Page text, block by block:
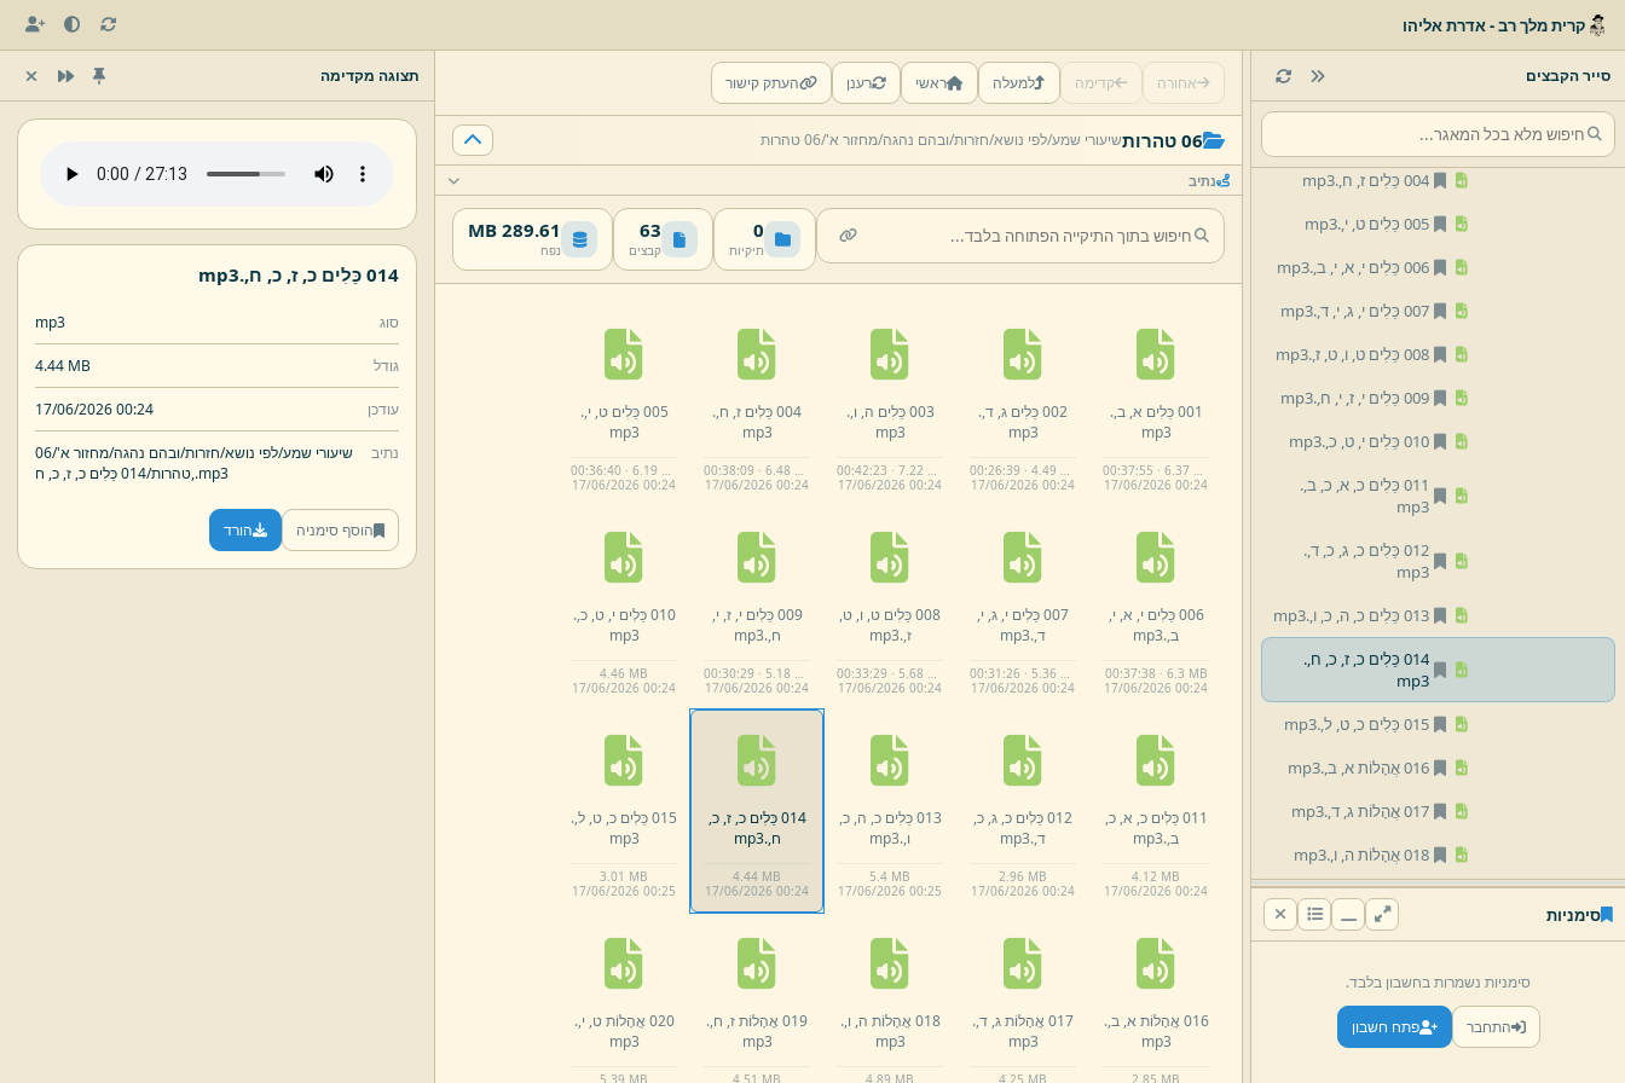
קרית מלך רב - אדרת אליהו
סייר הקבצים
001 כֵּלִים א,
ב,.
mp3
003 כֵּלִים ה,
004 כֵּלִים ז,
ח,.
mp3
005 כֵּלִים ט,
י,.
mp3
006 כֵּלִים י,
א, י, ב,.
mp3
007 כֵּלִים י,
ג, י, ד,.
mp3
008 כֵּלִים ט,
ו, ט, ז,.
mp3
009 כֵּלִים י,
ז, י, ח,.
mp3
010 כֵּלִים י,
ט, כ,.
mp3
011 כֵּלִים כ,
א, כ, ב,.
mp3
012 כֵּלִים כ,
ג, כ, ד,.
mp3
013 כֵּלִים כ,
ה, כ, ו,.
mp3
014 כֵּלִים כ,
ז, כ, ח,.
mp3
015 כֵּלִים כ,
ט, ל,.
mp3
016 אֲהָלוֹת א,
ב,.
mp3
017 אֲהָלוֹת ג,
ד,.
mp3
018 אֲהָלוֹת ה,
ו,.
mp3
ח,.
mp3
020 אֲהָלוֹת ט,
י,.
mp3
021 אֲהָלוֹת י,
mp3
022 אֲהָלוֹת י,
ג,
סימניות
סימניות נשמרות בחשבון בלבד.
התחבר פתח חשבון
אחורה קדימה למעלה ראשי רענן העתק קישור
06 טהרות שיעורי שמע/לפי נושא/חזרות/ובהם נהגה/מחזור א'/06 טהרות
נתיב
0
תיקיות
63
קבצים
289.61 MB
נפח
001 כֵּלִים א, ב,.
mp3
00:37:55 · 6.37 MB
17/06/2026 00:24
002 כֵּלִים ג, ד,.
mp3
00:26:39 · 4.49 MB
17/06/2026 00:24
003 כֵּלִים ה, ו,.
mp3
00:42:23 · 7.22 MB
17/06/2026 00:24
004 כֵּלִים ז, ח,.
mp3
00:38:09 · 6.48 MB
17/06/2026 00:24
005 כֵּלִים ט, י,.
mp3
00:36:40 · 6.19 MB
17/06/2026 00:24
006 כֵּלִים י, א, י,
ב,.
mp3
00:37:38 · 6.3 MB
17/06/2026 00:24
007 כֵּלִים י, ג, י,
ד,.
mp3
00:31:26 · 5.36 MB
17/06/2026 00:24
008 כֵּלִים ט, ו, ט,
ז,.
mp3
00:33:29 · 5.68 MB
17/06/2026 00:24
009 כֵּלִים י, ז, י,
ח,.
mp3
00:30:29 · 5.18 MB
17/06/2026 00:24
010 כֵּלִים י, ט, כ,.
mp3
4.46 MB
17/06/2026 00:24
011 כֵּלִים כ, א, כ,
ב,.
mp3
4.12 MB
17/06/2026 00:24
012 כֵּלִים כ, ג, כ,
ד,.
mp3
2.96 MB
17/06/2026 00:24
013 כֵּלִים כ, ה, כ,
ו,.
mp3
5.4 MB
17/06/2026 00:25
014 כֵּלִים כ, ז, כ,
ח,.
mp3
4.44 MB
17/06/2026 00:24
015 כֵּלִים כ, ט, ל,.
mp3
3.01 MB
17/06/2026 00:25
016 אֲהָלוֹת א, ב,.
mp3
2. 85 MB
017 אֲהָלוֹת ג, ד,.
mp3
4. 25 MB
018 אֲהָלוֹת ה, ו,.
mp3
4. 89 MB
019 אֲהָלוֹת ז, ח,.
mp3
4. 51 MB
020 אֲהָלוֹת ט, י,.
mp3
5. 39 MB
תצוגה מקדימה
014 כֵּלִים כ, ז, כ, ח,.
mp3
סוג mp3
גודל 4.44 MB
עודכן 17/06/2026 00:24
נתיב שיעורי שמע/לפי נושא/חזרות/ובהם נהגה/מחזור א'/06
טהרות/014 כֵּלִים כ, ז, כ, ח,.mp3
הוסף סימניה הורד